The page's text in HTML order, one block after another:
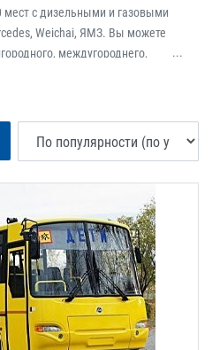
мест с дизельными и газовыми
Weichai, ЯМЗ. Вы можете
междугороднего,
Все модели имеют
оранжевый, синий. На весь
гарантия. Доставка по всей